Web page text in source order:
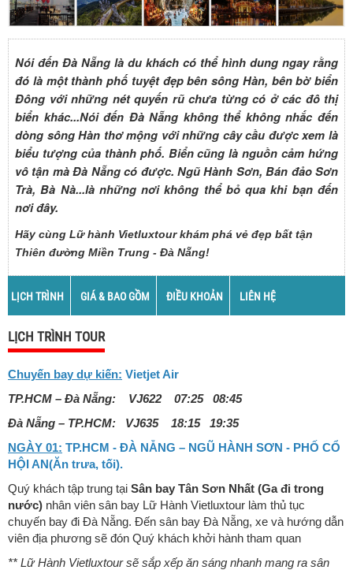
Nói đến Đà Nẵng là du khách có thể hình dung ngay rằng
đó là một thành phố tuyệt đẹp bên sông Hàn, bên bờ biển
Đông với những nét quyến rũ chưa từng có ở các đô thị
biển khác...Nói đến Đà Nẵng không thể không nhắc đến
dòng sông Hàn thơ mộng với những cây cầu được xem là
biểu tượng của thành phố. Biển cũng là nguồn cảm hứng
vô tận mà Đà Nẵng có được. Ngũ Hành Sơn, Bán đảo Sơn
Trà, Bà Nà...là những nơi không thể bỏ qua khi bạn đến
nơi đây.
Hãy cùng Lữ hành Vietluxtour khám phá vẻ đẹp bất tận
Thiên đường Miền Trung - Đà Nẵng!
LỊCH TRÌNH GIÁ & BAO GỒM ĐIỀU KHOẢN LIÊN HỆ
LỊCH TRÌNH TOUR
Chuyến bay dự kiến: Vietjet Air
TP.HCM – Đà Nẵng: VJ622 07:25 08:45
Đà Nẵng – TP.HCM: VJ635 18:15 19:35
NGÀY 01: TP.HCM - ĐÀ NẴNG – NGŨ HÀNH SƠN - PHỐ CỔ
HỘI AN(Ăn trưa, tối).
Quý khách tập trung tại Sân bay Tân Sơn Nhất (Ga đi trong
nước) nhân viên sân bay Lữ Hành Vietluxtour làm thủ tục
chuyến bay đi Đà Nẵng. Đến sân bay Đà Nẵng, xe và hướng dẫn
viên địa phương sẽ đón Quý khách khởi hành tham quan
** Lữ Hành Vietluxtour sẽ sắp xếp ăn sáng nhanh mang ra sân